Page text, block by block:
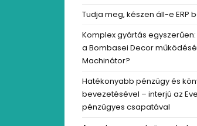
Tudja meg, készen áll-e ERP
Komplex gyártás
a Bombasei Decor
Machinátor?
Hatékonyabb pénzügy és
bevezetésével – interjú az
pénzügyes csapatával